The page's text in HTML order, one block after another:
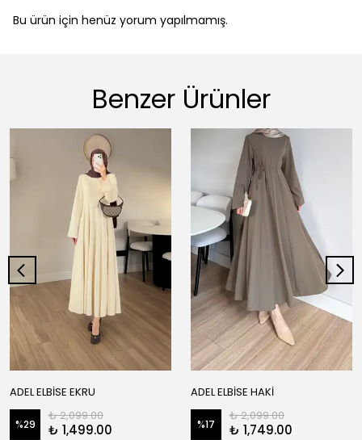
Bu ürün için henüz yorum yapılmamış.
Benzer Ürünler
ADEL ELBİSE EKRU
%29
₺ 2,099.00
₺ 1,499.00
ADEL ELBİSE HAKİ
%17
₺ 2,099.00
₺ 1,749.00